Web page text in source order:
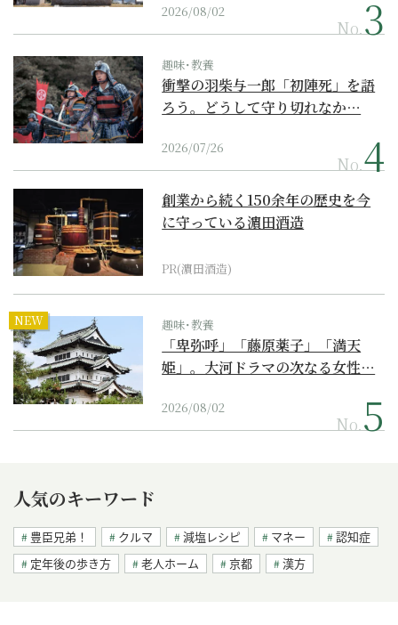
2026/08/02
No.
趣味･教養
衝撃の羽柴与一郎「初陣死」を語
ろう。どうして守り切れなか…
2026/07/26
No.
創業から続く150余年の歴史を今
に守っている濵田酒造
PR(濵田酒造)
NEW 趣味･教養
「卑弥呼」「藤原薬子」「満天
姫」。大河ドラマの次なる女性…
2026/08/02
No.
人気のキーワード
豊臣兄弟！ クルマ 減塩レシピ マネー
認知症
定年後の歩き方
老人ホーム 京都 漢方